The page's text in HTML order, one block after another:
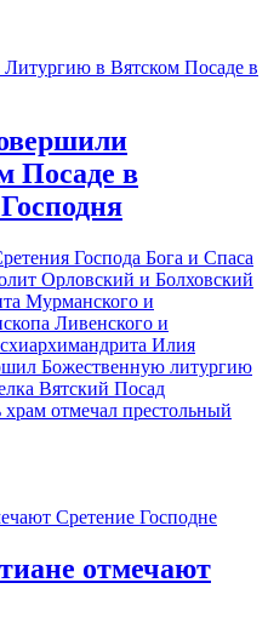
Посаде в
Господа Бога и Спаса
Орловский и Болховский
Мурманского и
Ливенского и
Илия
Божественную литургию
Вятский Посад
отмечал престольный
отмечают